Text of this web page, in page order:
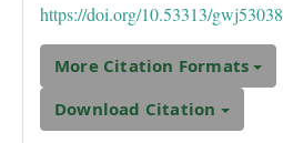
https://doi.org/10.53313/gwj53038
More Citation Formats
Download Citation